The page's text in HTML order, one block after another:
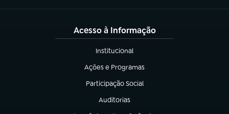
Acesso à Informação
Institucional
(abre em nova aba)
Ações e Programas
(abre em nova aba)
Participação Social
(abre em nova aba)
Auditorias
(abre em nova aba)